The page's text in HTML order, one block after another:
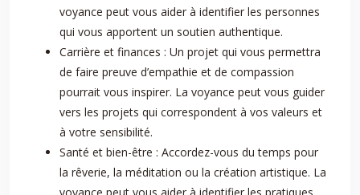
voyance peut vous aider à identifier les personnes
qui vous apportent un soutien authentique.
Carrière et finances : Un projet qui vous permettra
de faire preuve d’empathie et de compassion
pourrait vous inspirer. La voyance peut vous guider
vers les projets qui correspondent à vos valeurs et
à votre sensibilité.
Santé et bien-être : Accordez-vous du temps pour
la rêverie, la méditation ou la création artistique. La